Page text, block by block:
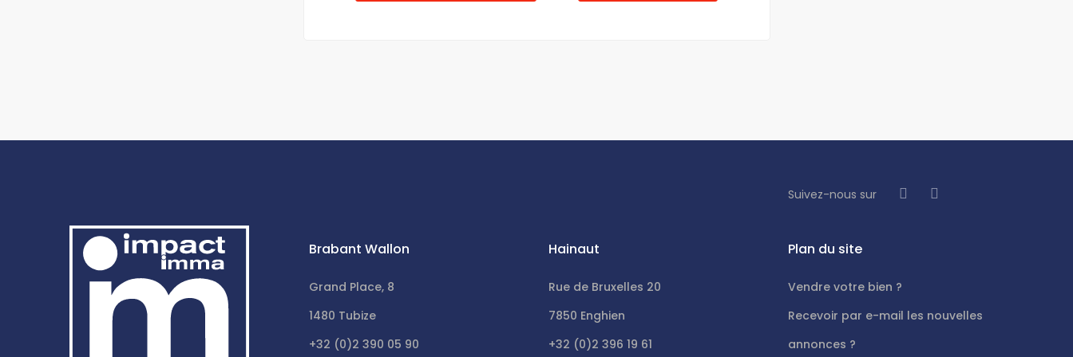
Suivez-nous sur
Brabant Wallon
Grand Place, 8
1480 Tubize
+32 (0)2 390 05 90
Hainaut
Rue de Bruxelles 20
7850 Enghien
+32 (0)2 396 19 61
Plan du site
Vendre votre bien ?
Recevoir par e-mail les nouvelles
annonces ?